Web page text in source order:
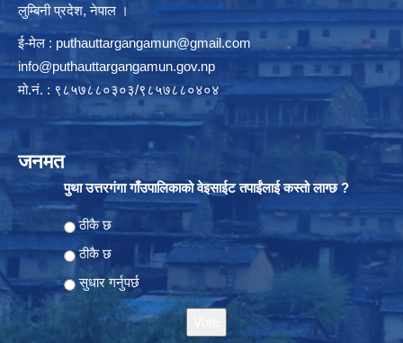
लुम्बिनी प्रदेश, नेपाल ।
ई-मेल : puthauttargangamun@gmail.com
info@puthauttargangamun.gov.np
मो.नं. : ९८५७८८०३०३/९८५७८८०४०४
जनमत
पुथा उत्तरगंगा गाँउपालिकाको वेइसाईट तपाईंलाई कस्तो लाग्छ ?
Choices
ठीकै छ
ठीकै छ
सुधार गर्नुपर्छ